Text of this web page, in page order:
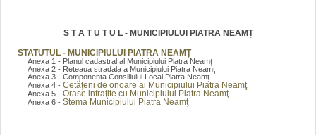
S T A T U T U L - MUNICIPIULUI PIATRA NEAMȚ
STATUTUL - MUNICIPIULUI PIATRA NEAMȚ
Anexa 1 - Planul cadastral al Municipiului Piatra Neamţ
Anexa 2 - Reteaua stradala a Municipiului Piatra Neamţ
Anexa 3 - Componenta Consiliului Local Piatra Neamţ
Anexa 4 - Cetăţeni de onoare ai Municipiului Piatra Neamţ
Anexa 5 - Orase infraţite cu Municipiului Piatra Neamţ
Anexa 6 - Stema Municipiului Piatra Neamţ